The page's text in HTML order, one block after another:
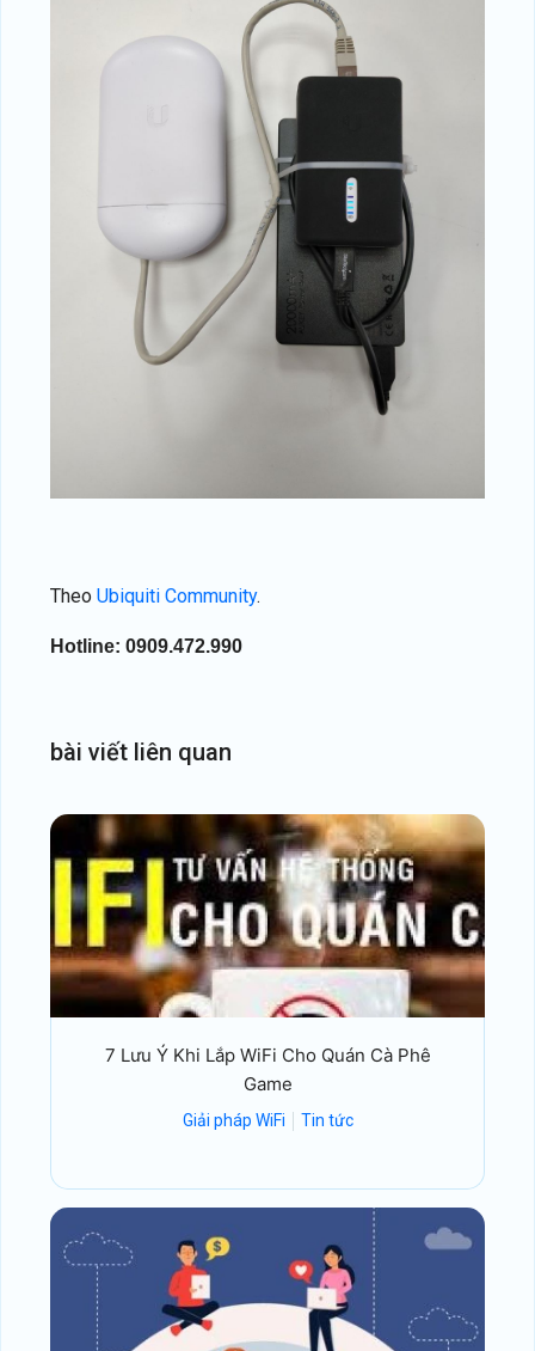
Theo Ubiquiti Community.
Hotline: 0909.472.990
bài viết liên quan
7 Lưu Ý Khi Lắp WiFi Cho Quán Cà Phê
Game
Giải pháp WiFi Tin tức